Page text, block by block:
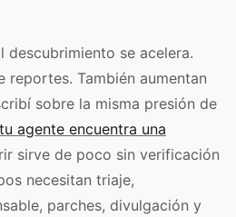
descubrimiento se acelera.
reportes. También aumentan
sobre la misma presión de
agente encuentra una
sirve de poco sin verificación
necesitan triaje,
parches, divulgación y